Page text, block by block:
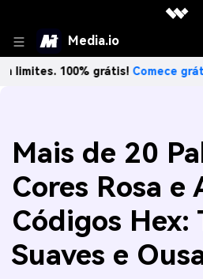
Media.io
100% grátis!Comece grátis→
Mais de 20
Cores Rosa e
Códigos Hex:
Suaves e